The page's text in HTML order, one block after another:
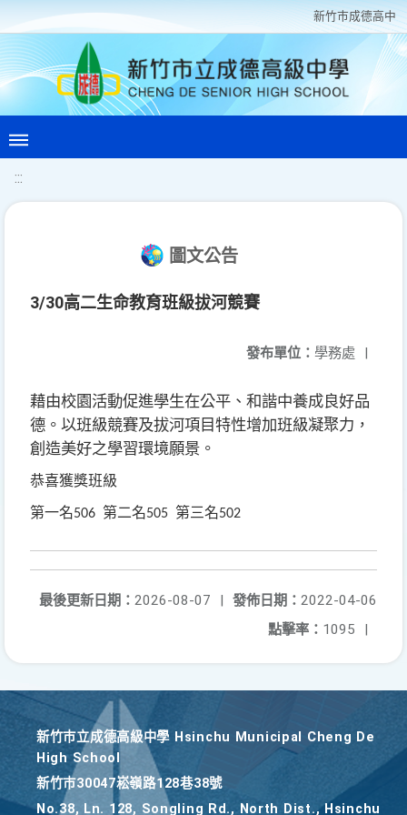
新竹巿成德高中
:::
圖文公告
3/30高二生命教育班級拔河競賽
發布單位： 學務處 |
藉由校園活動促進學生在公平、和諧中養成良好品
德。以班級競賽及拔河項目特性增加班級凝聚力，
創造美好之學習環境願景。
恭喜獲獎班級
第一名506 第二名505 第三名502
發佈日期： 2022-04-06
最後更新日期： 2026-08-07
|
點擊率： 1095 |
新竹巿立成德高級中學 Hsinchu Municipal Cheng De
High School
新竹巿30047崧嶺路128巷38號
No.38, Ln. 128, Songling Rd., North Dist., Hsinchu